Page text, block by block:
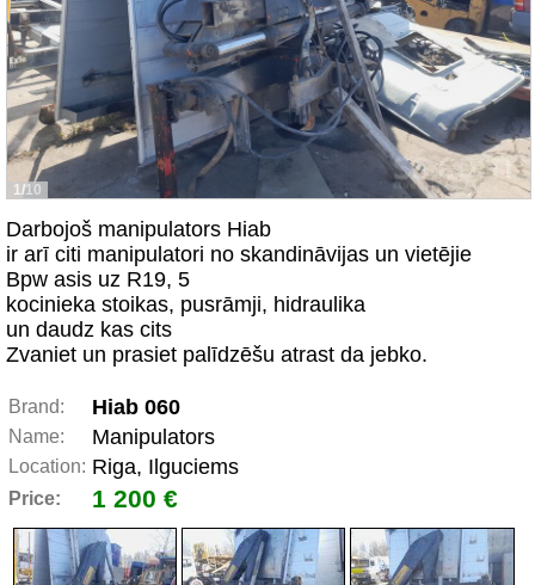
1/10
Darbojoš manipulators Hiab
ir arī citi manipulatori no skandināvijas un vietējie
Bpw asis uz R19, 5
kocinieka stoikas, pusrāmji, hidraulika
un daudz kas cits
Zvaniet un prasiet palīdzēšu atrast da jebko.
Brand: Hiab 060
Name: Manipulators
Location: Riga, Ilguciems
Price: 1 200 €